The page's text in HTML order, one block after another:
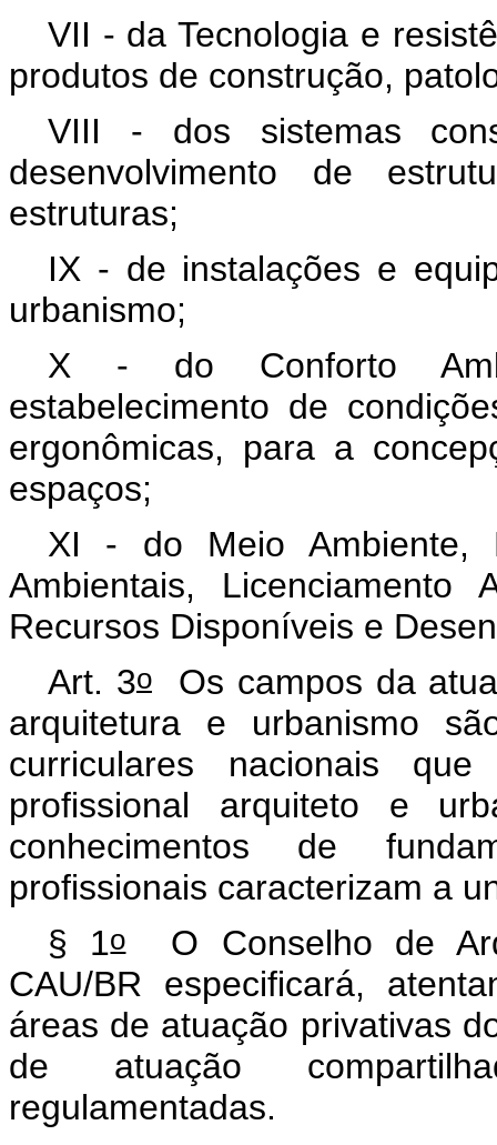
VII - da Tecnologia e
produtos de construção,
VIII - dos sistemas
desenvolvimento de
estruturas;
IX - de instalações e
urbanismo;
X - do Conforto
estabelecimento de
ergonômicas, para a
espaços;
XI - do Meio Ambiente,
Ambientais, Licenciamento
Recursos Disponíveis e
Art. 3oOs campos da
arquitetura e urbanismo
curriculares nacionais
profissional arquiteto e
conhecimentos de
profissionais caracterizam a
§ 1oO Conselho de
CAU/BR especificará,
áreas de atuação privativas
de atuação
regulamentadas.